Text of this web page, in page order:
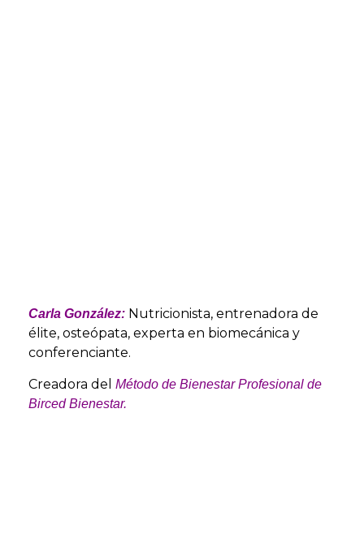
Carla González: Nutricionista, entrenadora de
élite, osteópata, experta en biomecánica y
conferenciante.
Creadora del Método de Bienestar Profesional de
Birced Bienestar.